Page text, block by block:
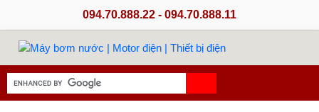
094.70.888.22 - 094.70.888.11